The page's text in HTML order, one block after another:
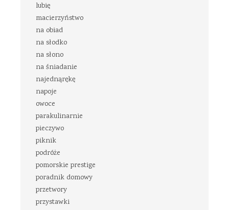
lubię
macierzyństwo
na obiad
na słodko
na słono
na śniadanie
najednąrękę
napoje
owoce
parakulinarnie
pieczywo
piknik
podróże
pomorskie prestige
poradnik domowy
przetwory
przystawki